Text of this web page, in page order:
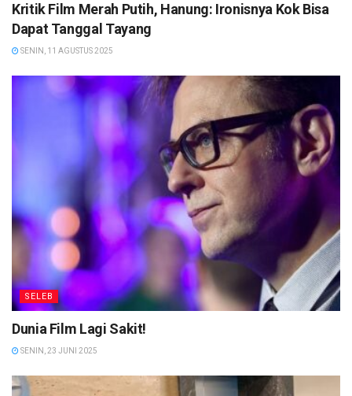
Kritik Film Merah Putih, Hanung: Ironisnya Kok Bisa
Dapat Tanggal Tayang
SENIN, 11 AGUSTUS 2025
SELEB
Dunia Film Lagi Sakit!
SENIN, 23 JUNI 2025